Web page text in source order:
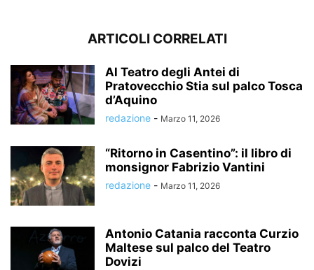
ARTICOLI CORRELATI
Al Teatro degli Antei di
Pratovecchio Stia sul palco Tosca
d’Aquino
redazione - Marzo 11, 2026
“Ritorno in Casentino”: il libro di
monsignor Fabrizio Vantini
redazione - Marzo 11, 2026
Antonio Catania racconta Curzio
Maltese sul palco del Teatro
Dovizi